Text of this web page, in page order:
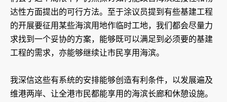
达性方面提出的可行方法。至于涂议员提到有些基建工程
的开展要征用某些海滨用地作临时工地，我们都会尽量力
求找到一个妥协的方案，能够既可以满足到必须要的基建
工程的需求，亦能够继续让市民享用海滨。
我深信这些有系统的安排能够创造有利条件，以发展遍及
维港两岸、让全港市民都能享用的海滨长廊和休憩设施。